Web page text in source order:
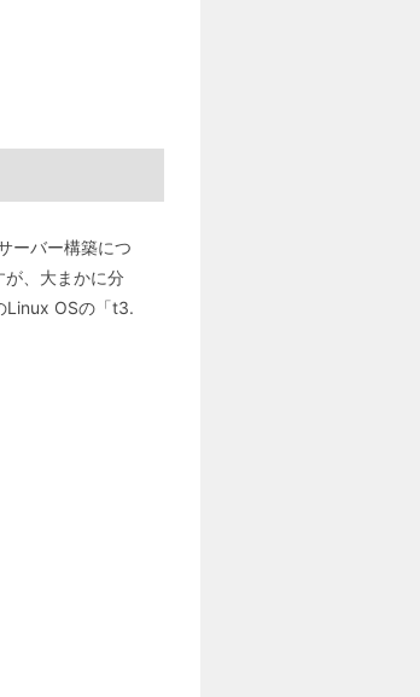
ーバー構築につ
が、大まかに分
Linux OSの「t3.